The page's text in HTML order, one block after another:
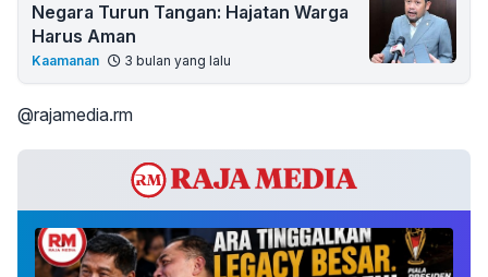
Negara Turun Tangan: Hajatan Warga
Harus Aman
Kaamanan 3 bulan yang lalu
@rajamedia.rm